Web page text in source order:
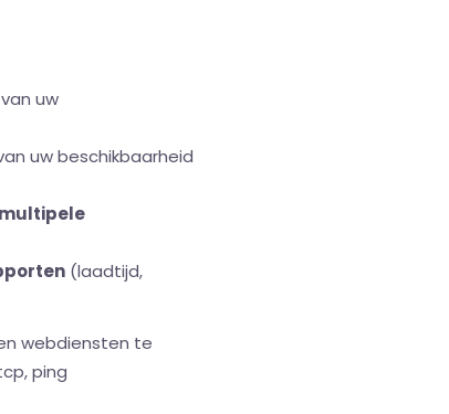
van uw
uw beschikbaarheid
multipele
(laadtijd,
webdiensten te
ping